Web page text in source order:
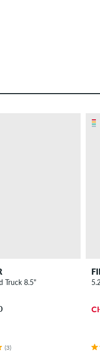
Truck 8.5"
(3)